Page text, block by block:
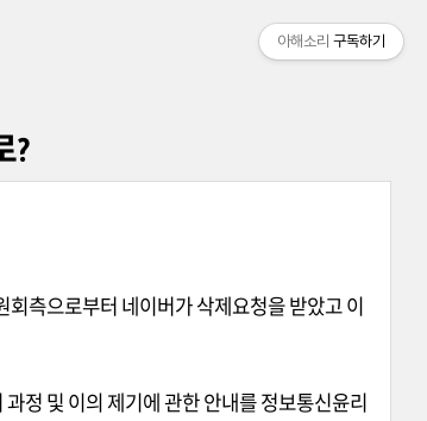
?
측으로부터 네이버가 삭제요청을 받았고 이
정 및 이의 제기에 관한 안내를 정보통신윤리
아해소리 구독하기